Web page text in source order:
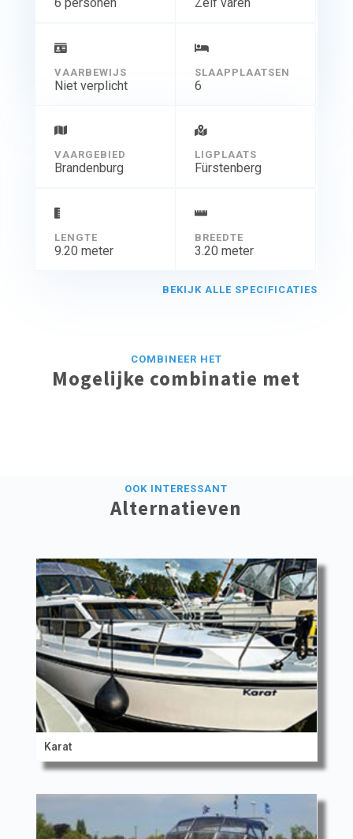
VAARBEWIJS
Niet verplicht
SLAAPPLAATSEN
6
VAARGEBIED
Brandenburg
LIGPLAATS
Fürstenberg
LENGTE
9.20 meter
BREEDTE
3.20 meter
BEKIJK ALLE SPECIFICATIES
COMBINEER HET
Mogelijke combinatie met
OOK INTERESSANT
Alternatieven
Karat